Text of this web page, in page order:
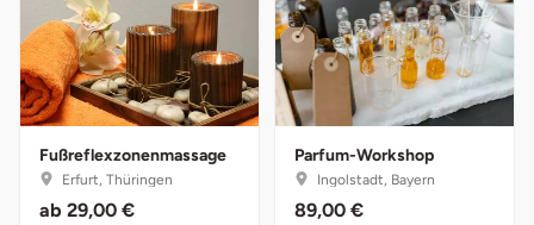
Fußreflexzonenmassage
Erfurt, Thüringen
ab 29,00 €
Parfum-Workshop
Ingolstadt, Bayern
89,00 €
Herzogenaurach
Herzogtum Lauenburg
Homburg
Horb am Neckar